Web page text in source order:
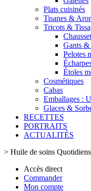
Plats cuisinés
Tisanes &
Tricots &
Gants &
Pelotes
Étoles
Cosmétiques
Cabas
Emballages :
Glaces &
RECETTES
PORTRAITS
ACTUALITÉS
> Huile de soins
Accès direct
Commander
Mon compte